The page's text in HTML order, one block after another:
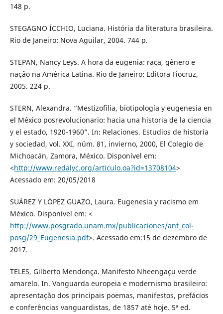
148 p.
STEGAGNO ÍCCHIO, Luciana. História da literatura brasileira.
Rio de Janeiro: Nova Aguilar, 2004. 744 p.
STEPAN, Nancy Leys. A hora da eugenia: raça, gênero e
nação na América Latina. Rio de Janeiro: Editora Fiocruz,
2005. 224 p.
STERN, Alexandra. “Mestizofilia, biotipología y eugenesia en
el México posrevolucionario: hacia una historia de la ciencia
y el estado, 1920-1960”. In: Relaciones. Estudios de historia
y sociedad, vol. XXI, núm. 81, invierno, 2000, El Colegio de
Michoacán, Zamora, México. Disponível em:
<http://www.redalyc.org/articulo.oa?id=13708104>
Acessado em: 20/05/2018
SUÁREZ Y LÓPEZ GUAZO, Laura. Eugenesia y racismo em
México. Disponível em: <
http://www.posgrado.unam.mx/publicaciones/ant_col-
posg/29_Eugenesia.pdf>. Acessado em:15 de dezembro de
2017.
TELES, Gilberto Mendonça. Manifesto Nheengaçu verde
amarelo. In. Vanguarda europeia e modernismo brasileiro:
apresentação dos principais poemas, manifestos, prefácios
e conferências vanguardistas, de 1857 até hoje. 5ª ed.